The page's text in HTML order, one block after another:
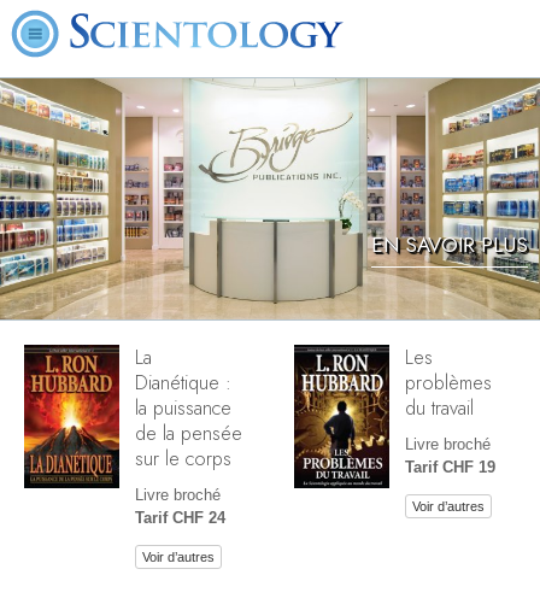
EN SAVOIR PLUS
La
Dianétique :
la puissance
de la pensée
sur le corps
Livre broché
Tarif CHF 24
Voir d’autres
Les
problèmes
du travail
Livre broché
Tarif CHF 19
Voir d’autres